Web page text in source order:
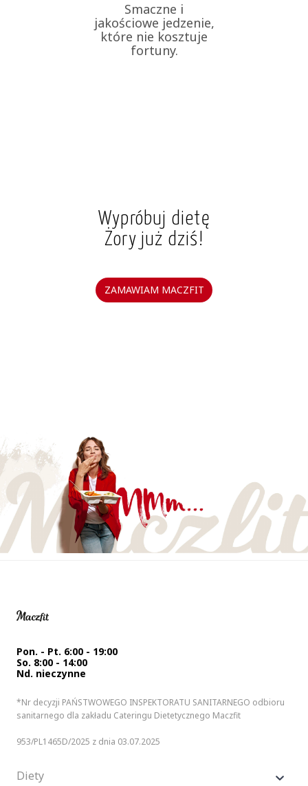
Smaczne i
jakościowe jedzenie,
które nie kosztuje
fortuny.
Wypróbuj dietę
Żory już dziś!
ZAMAWIAM MACZFIT
Pon. - Pt. 6:00 - 19:00
So. 8:00 - 14:00
Nd. nieczynne
*Nr decyzji PAŃSTWOWEGO INSPEKTORATU SANITARNEGO odbioru
sanitarnego dla zakładu Cateringu Dietetycznego Maczfit
953/PL1465D/2025 z dnia 03.07.2025
Diety